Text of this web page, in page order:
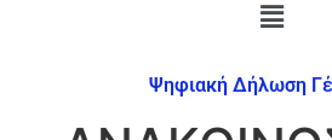
Ψηφιακή Δήλωση